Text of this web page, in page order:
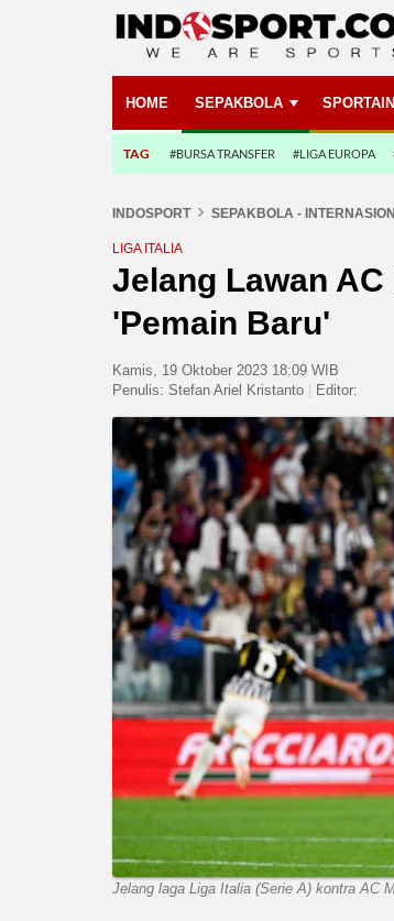
HOME SEPAKBOLA
TAG #BURSA TRANSFER #LIGA EUROPA
INDOSPORT SEPAKBOLA -
LIGA ITALIA
Jelang Lawan
'Pemain Baru'
Kamis, 19 Oktober 2023 18:09 WIB
Penulis: Stefan Ariel Kristanto Editor:
Jelang laga Liga Italia (Serie A) kontra AC